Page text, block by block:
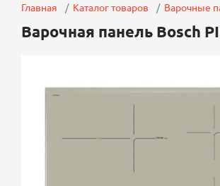
Главная Каталог товаров Варочные
Варочная панель Bosch